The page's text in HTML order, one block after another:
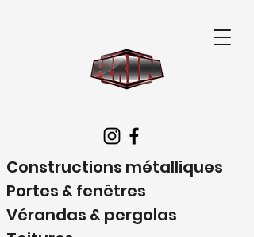
Constructions métalliques
Portes &fenêtres
Vérandas & pergolas